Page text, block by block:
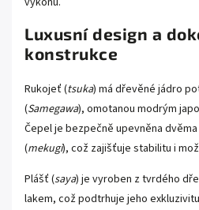
Luxusní design a
konstrukce
Rukojeť (tsuka) má dřevěné jádro
(Samegawa), omotanou modrým
Čepel je bezpečně upevněna
(mekugi), což zajišťuje stabilitu i
Plášť (saya) je vyroben z tvrdého
lakem, což podtrhuje jeho